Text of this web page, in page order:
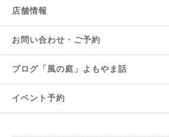
店舗情報
お問い合わせ・ご予約
ブログ「風の庭」よもやま話
イベント予約